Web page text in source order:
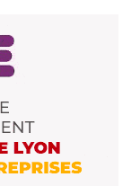
Village